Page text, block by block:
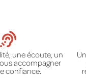
une écoute, un
accompagner
confiance.